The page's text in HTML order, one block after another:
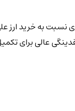
به خرید ارز
عالی برای